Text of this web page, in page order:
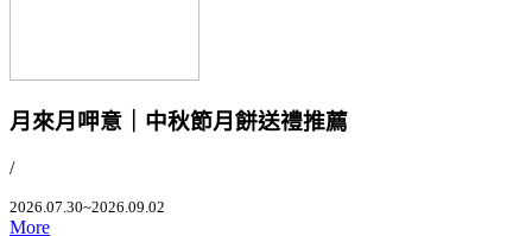
月來月呷意｜中秋節月餅送禮推薦
/
2026.07.30~2026.09.02
More